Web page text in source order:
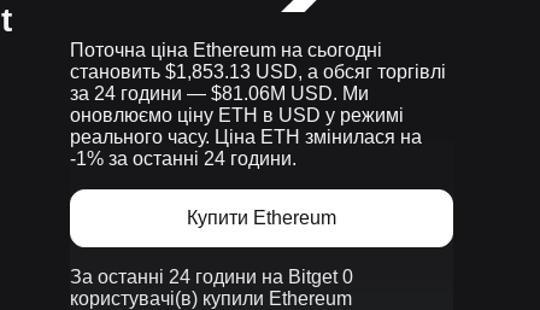
Поточна ціна Ethereum на сьогодні
становить $1,853.13 USD, а обсяг торгівлі
за 24 години — $81.06M USD. Ми
оновлюємо ціну ETH в USD у режимі
реального часу. Ціна ETH змінилася на
-1% за останні 24 години.
Купити Ethereum
За останні 24 години на Bitget 0
користувачі(в) купили Ethereum